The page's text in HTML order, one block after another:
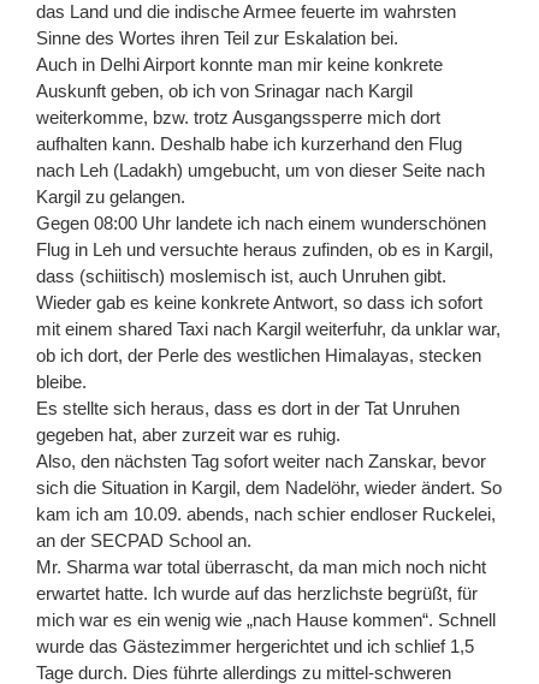
das Land und die indische Armee feuerte im wahrsten
Sinne des Wortes ihren Teil zur Eskalation bei.
Auch in Delhi Airport konnte man mir keine konkrete
Auskunft geben, ob ich von Srinagar nach Kargil
weiterkomme, bzw. trotz Ausgangssperre mich dort
aufhalten kann. Deshalb habe ich kurzerhand den Flug
nach Leh (Ladakh) umgebucht, um von dieser Seite nach
Kargil zu gelangen.
Gegen 08:00 Uhr landete ich nach einem wunderschönen
Flug in Leh und versuchte heraus zufinden, ob es in Kargil,
dass (schiitisch) moslemisch ist, auch Unruhen gibt.
Wieder gab es keine konkrete Antwort, so dass ich sofort
mit einem shared Taxi nach Kargil weiterfuhr, da unklar war,
ob ich dort, der Perle des westlichen Himalayas, stecken
bleibe.
Es stellte sich heraus, dass es dort in der Tat Unruhen
gegeben hat, aber zurzeit war es ruhig.
Also, den nächsten Tag sofort weiter nach Zanskar, bevor
sich die Situation in Kargil, dem Nadelöhr, wieder ändert. So
kam ich am 10.09. abends, nach schier endloser Ruckelei,
an der SECPAD School an.
Mr. Sharma war total überrascht, da man mich noch nicht
erwartet hatte. Ich wurde auf das herzlichste begrüßt, für
mich war es ein wenig wie „nach Hause kommen“. Schnell
wurde das Gästezimmer hergerichtet und ich schlief 1,5
Tage durch. Dies führte allerdings zu mittel-schweren